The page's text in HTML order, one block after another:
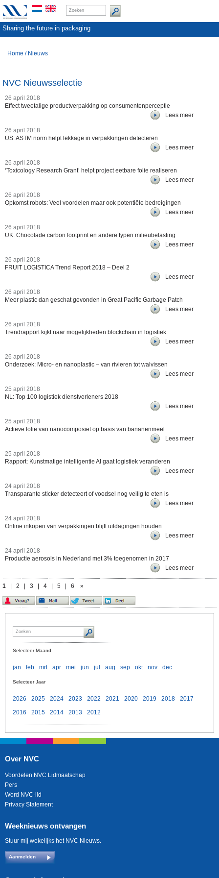
Sharing the future in packaging
Home / Nieuws
NVC Nieuwsselectie
26 april 2018
Effect tweetalige productverpakking op consumentenperceptie
Lees meer
26 april 2018
US: ASTM norm helpt lekkage in verpakkingen detecteren
Lees meer
26 april 2018
‘Toxicology Research Grant’ helpt project eetbare folie realiseren
Lees meer
26 april 2018
Opkomst robots: Veel voordelen maar ook potentiële bedreigingen
Lees meer
26 april 2018
UK: Chocolade carbon footprint en andere typen milieubelasting
Lees meer
26 april 2018
FRUIT LOGISTICA Trend Report 2018 – Deel 2
Lees meer
26 april 2018
Meer plastic dan geschat gevonden in Great Pacific Garbage Patch
Lees meer
26 april 2018
Trendrapport kijkt naar mogelijkheden blockchain in logistiek
Lees meer
26 april 2018
Onderzoek: Micro- en nanoplastic – van rivieren tot walvissen
Lees meer
25 april 2018
NL: Top 100 logistiek dienstverleners 2018
Lees meer
25 april 2018
Actieve folie van nanocomposiet op basis van bananenmeel
Lees meer
25 april 2018
Rapport: Kunstmatige intelligentie AI gaat logistiek veranderen
Lees meer
24 april 2018
Transparante sticker detecteert of voedsel nog veilig te eten is
Lees meer
24 april 2018
Online inkopen van verpakkingen blijft uitdagingen houden
Lees meer
24 april 2018
Productie aerosols in Nederland met 3% toegenomen in 2017
Lees meer
1 2 3 4 5 6 »
Selecteer Maand
jan feb mrt apr mei jun jul aug sep okt nov dec
Selecteer Jaar
2026 2025 2024 2023 2022 2021 2020 2019 2018
2017
2016
2015 2014 2013 2012
Over NVC
Voordelen NVC Lidmaatschap
Pers
Word NVC-lid
Privacy Statement
Weeknieuws ontvangen
Stuur mij wekelijks het NVC Nieuws.
Aanmelden